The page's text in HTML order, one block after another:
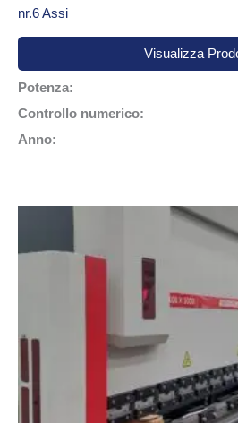
nr.6 Assi
Visualizza
Potenza:
Controllo numerico:
Anno: